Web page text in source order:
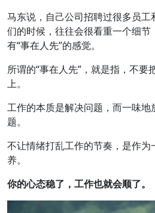
马东说，自己公司招聘过很多员
们的时候，往往会很看重一个细
有“事在人先”的感觉。
所谓的“事在人先”，就是指，不要
上。
工作的本质是解决问题，而一味地
题。
不让情绪打乱工作的节奏，是作
养。
你的心态稳了，工作也就会顺了。